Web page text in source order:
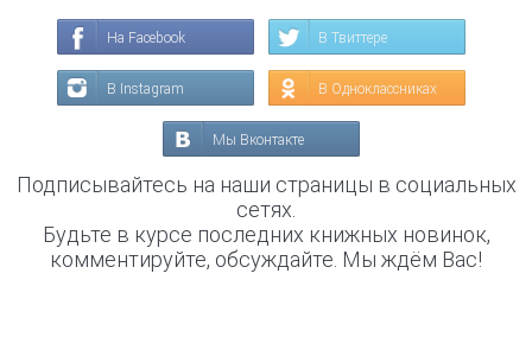
На Facebook В Твиттере
В Instagram В Одноклассниках
Мы Вконтакте
Подписывайтесь на наши страницы в социальных
сетях.
Будьте в курсе последних книжных новинок,
комментируйте, обсуждайте. Мы ждём Вас!